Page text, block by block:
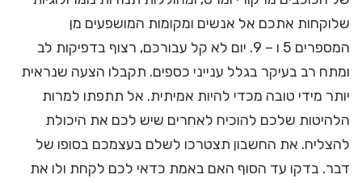
שלוקחות אתכם אל אנשים ומקומות המושפעים מן
המספרים 5 ו – 9. יום לא קל עבורכם, רצוף בדפיקות לב
ומתח רב בעיקר בגלל ענייני כספים. תקבלו הצעה שנראית
יותר מידי טובה מכדי להיות אמיתית. אל תתפתו למרות
הלהיטות שלכם להוכיח לאחרים שיש לכם את היכולת
להצליח. את החשבון תצטרכו לשלם בעצמכם בסופו של
דבר. בדקו עד הסוף האם באמת כדאי לכם לקחת ולו את